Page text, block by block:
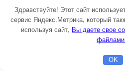
Настройка Яндекс Директ
ДРУГИЕ ИНТЕРЕСНЫЕ
Здравствуйте! Этот сайт
сервис Яндекс.Метрика, который
используя сайт, ы даете свое
OK